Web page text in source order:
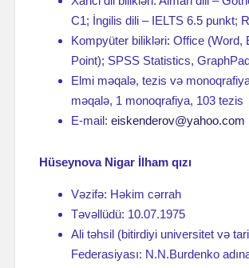
C1; İngilis dili – IELTS 6.5 punkt;
Kompyüter bilikləri: Office (Word,
Point); SPSS Statistics,
Elmi məqalə, tezis və
məqalə, 1 monoqrafiya, 103 tezis
E-mail: eiskenderov@yahoo.com
Hüseynova Nigar İlham qızı
Vəzifə: Həkim cərrah
Təvəllüdü: 10.07.1975
Ali təhsil (bitirdiyi universitet və
Federasiyası: N.N.Burdenko